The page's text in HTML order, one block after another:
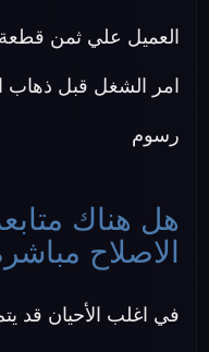
العميل علي ثمن قطعة
امر الشغل قبل ذهاب
رسوم
هل هناك
الاصلاح
في اغلب الأحيان قد